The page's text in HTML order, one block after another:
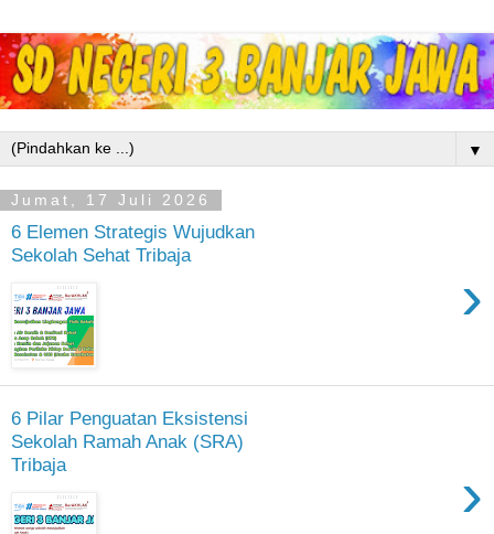
▼
Jumat, 17 Juli 2026
6 Elemen Strategis Wujudkan
Sekolah Sehat Tribaja
›
6 Pilar Penguatan Eksistensi
Sekolah Ramah Anak (SRA)
Tribaja
›